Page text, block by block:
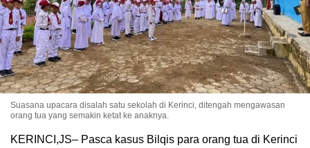
Suasana upacara disalah satu sekolah di Kerinci, ditengah mengawasan
orang tua yang semakin ketat ke anaknya.
KERINCI,JS– Pasca kasus Bilqis para orang tua di Kerinci